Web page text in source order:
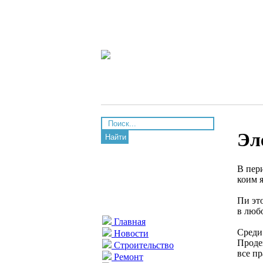
Найти
Главная
Новости
Строительство
Ремонт
В
коим
Пи
в
Среди
все